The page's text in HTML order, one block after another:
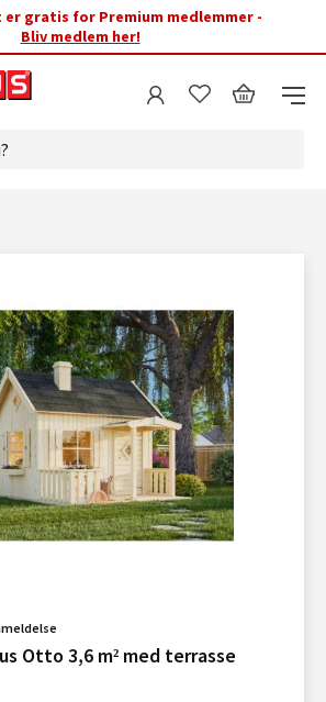
er gratis for Premium medlemmer -
Bliv medlem her!
Otto 3,6 m² med terrasse